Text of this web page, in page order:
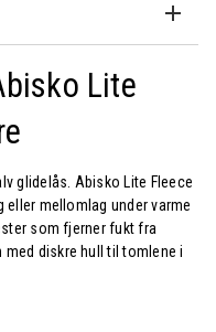
Lite
glidelås. Abisko Lite Fleece
mellomlag under varme
som fjerner fukt fra
diskre hull til tomlene i